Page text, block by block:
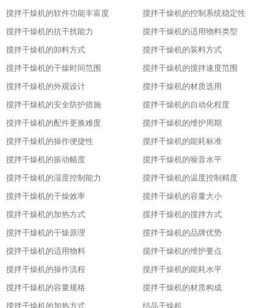
搅拌干燥机的软件功能丰富度
搅拌干燥机的控制系统稳定性
搅拌干燥机的抗干扰能力
搅拌干燥机的适用物料类型
搅拌干燥机的卸料方式
搅拌干燥机的装料方式
搅拌干燥机的干燥时间范围
搅拌干燥机的搅拌速度范围
搅拌干燥机的外观设计
搅拌干燥机的材质选用
搅拌干燥机的安全防护措施
搅拌干燥机的自动化程度
搅拌干燥机的配件更换难度
搅拌干燥机的维护周期
搅拌干燥机的操作便捷性
搅拌干燥机的能耗标准
搅拌干燥机的振动幅度
搅拌干燥机的噪音水平
搅拌干燥机的湿度控制能力
搅拌干燥机的温度控制精度
搅拌干燥机的干燥效率
搅拌干燥机的容量大小
搅拌干燥机的加热方式
搅拌干燥机的搅拌方式
搅拌干燥机的干燥原理
搅拌干燥机的品牌优势
搅拌干燥机的适用物料
搅拌干燥机的维护要点
搅拌干燥机的操作流程
搅拌干燥机的能耗水平
搅拌干燥机的容量规格
搅拌干燥机的材质构成
搅拌干燥机的加热方式
结晶干燥机